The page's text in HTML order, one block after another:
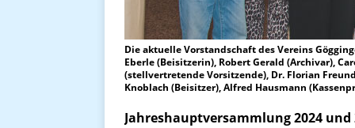
Die aktuelle Vorstandschaft des Vereins
Eberle (Beisitzerin), Robert Gerald (Archivar),
(stellvertretende Vorsitzende), Dr. Florian
Knoblach (Beisitzer), Alfred Hausmann
Jahreshauptversammlung 2024